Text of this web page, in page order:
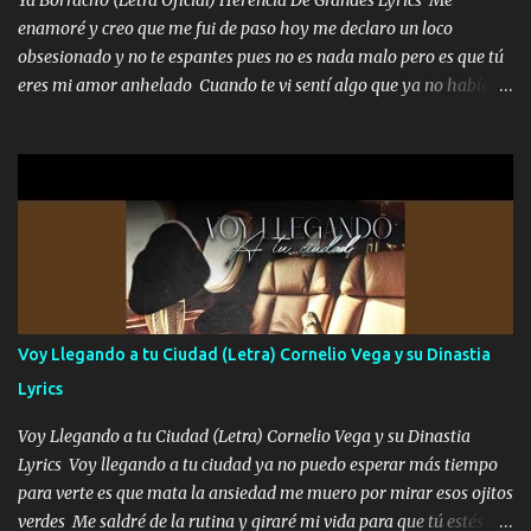
que estaban muy raros me gritaba a donde tienes el clavo Yo me
enfiesto me gusta vivir en grande más me cuido me gusta ser
responsable hay rateros envidiosos que no falten mi dios es grande
me cuida de las maldades Pa el equipo aquí le mando un abrazo
enamoré y creo que me fui de paso hoy me declaro un loco
obsesionado y no te espantes pues no es nada malo pero es que tú
eres mi amor anhelado Cuando te vi sentí algo que ya no había
cariño de mi alma Que pa febrero vendré frente a ti con mis
preguntas y digas que sí hacernos novios y verte feliz y muy
contenta como yo por ti Música Pregúntame qué es lo que me
enamora pa describirte unas cuantas horas también pregunta que
quiero contigo que seas dichosa al estar conmigo Y ya borracho
contéstame la llamada pa dedicarte unas bonitas palabras así
borracho me animo a decirte todo y puedo describirlo mucho que
me encantes Decirte que me siento muy feliz y emocionado por
tenerte aquí espero que quiera...
Voy Llegando a tu Ciudad (Letra) Cornelio Vega y su Dinastia
Lyrics
Voy Llegando a tu Ciudad (Letra) Cornelio Vega y su Dinastia
Lyrics Voy llegando a tu ciudad ya no puedo esperar más tiempo
para verte es que mata la ansiedad me muero por mirar esos ojitos
verdes Me saldré de la rutina y giraré mi vida para que tú estés en